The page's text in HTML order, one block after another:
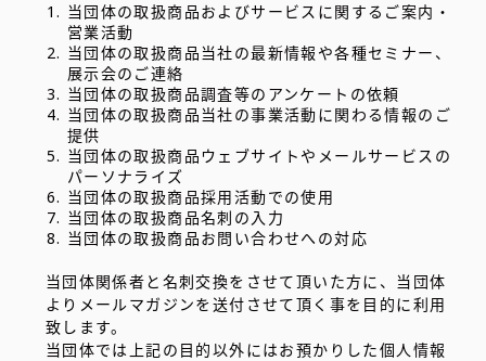
当団体の取扱商品およびサービスに関するご案内・
営業活動
当団体の取扱商品当社の最新情報や各種セミナー、
展示会のご連絡
当団体の取扱商品調査等のアンケートの依頼
当団体の取扱商品当社の事業活動に関わる情報のご
提供
当団体の取扱商品ウェブサイトやメールサービスの
パーソナライズ
当団体の取扱商品採用活動での使用
当団体の取扱商品名刺の入力
当団体の取扱商品お問い合わせへの対応
当団体関係者と名刺交換をさせて頂いた方に、当団体
よりメールマガジンを送付させて頂く事を目的に利用
致します。
当団体では上記の目的以外にはお預かりした個人情報